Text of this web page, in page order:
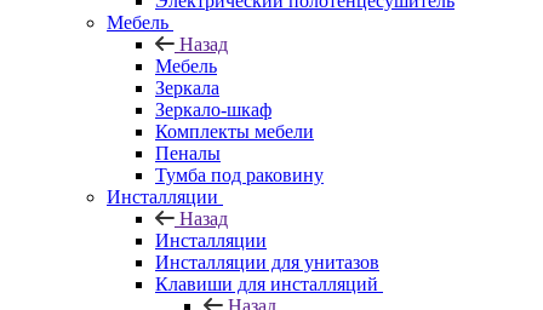
Мебель
Назад
Мебель
Зеркала
Зеркало-шкаф
Комплекты мебели
Пеналы
Тумба под раковину
Инсталляции
Назад
Инсталляции
Инсталляции для унитазов
Клавиши для инсталляций
Назад